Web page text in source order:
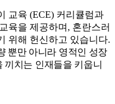
교육 (ECE) 커리큘럼과
육을 제공하며, 혼란스러
위해 헌신하고 있습니다.
뿐만 아니라 영적인 성장
끼치는 인재들을 키웁니